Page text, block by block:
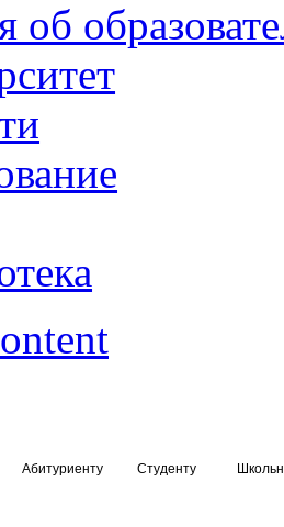
об
Абитуриенту Студенту